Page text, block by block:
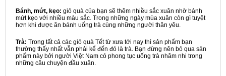
Bánh, mứt, kẹo: giỏ quà của bạn sẽ thêm nhiều sắc xuân nhờ bánh
mứt kẹo với nhiều màu sắc. Trong những ngày mùa xuân còn gì tuyệt
hơn khi được ăn bánh uống trà cùng những người thân yêu.
Trà: Trong tất cả các giỏ quà Tết từ xưa tới nay thì sản phẩm bạn
thường thấy nhất vẫn phải kể đến đó là trà. Bạn đừng nên bỏ qua sản
phẩm này bởi người Việt Nam có phong tục uống trà nhâm nhi trong
những câu chuyện đầu xuân.